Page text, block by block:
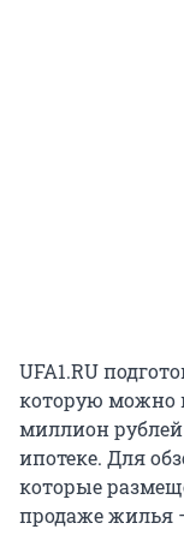
UFA1.RU
которую можно
миллион
ипотеке. Для
которые
продаже жилья